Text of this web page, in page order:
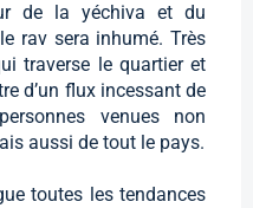
de la yéchiva et du
rav sera inhumé. Très
traverse le quartier et
d’un flux incessant de
venues non
aussi de tout le pays.
toutes les tendances